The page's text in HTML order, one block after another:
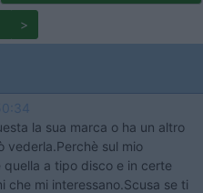
>
la sua marca o ha un altro
vederla.Perchè sul mio
a tipo disco e in certe
che mi interessano.Scusa se ti